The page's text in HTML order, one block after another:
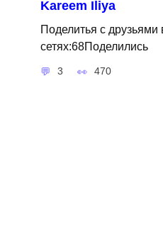
Kareem Iliya
Поделитья с друзьями
сетях:68Поделились
3 470